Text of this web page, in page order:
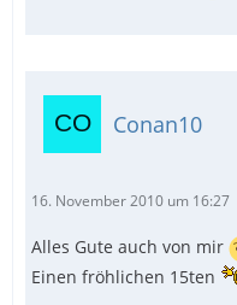
Conan10
16. November 2010 um 16:27
Alles Gute auch von mir
Einen fröhlichen 15ten